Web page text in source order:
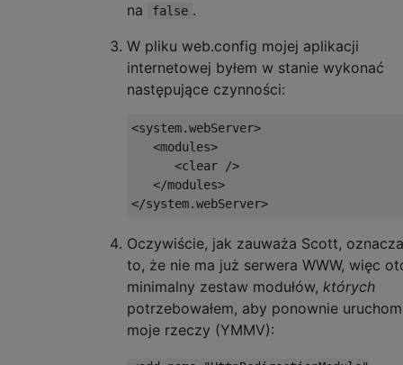
na
false .
W pliku web.config mojej aplikacji
internetowej byłem w stanie wykonać
następujące czynności:
<system.webServer>
   <modules>
      <clear />
   </modules>
Oczywiście, jak zauważa Scott, oznacza
to, że nie ma już serwera WWW, więc
minimalny zestaw modułów, których
potrzebowałem, aby ponownie
moje rzeczy (YMMV):